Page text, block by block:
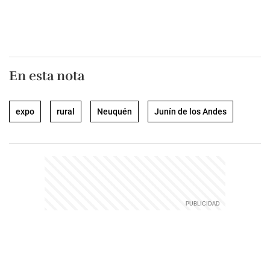
En esta nota
expo rural Neuquén Junín de los Andes